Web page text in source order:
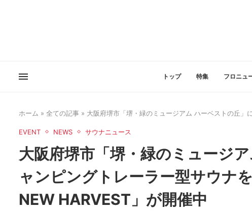
トップ 特集 フロニュ
ホーム » 全ての記事 » 大阪府堺市「堺・緑のミュージアム ハーベストの丘
EVENT NEWS サウナニュース
大阪府堺市「堺・緑のミュージ
ャンピングトレーラー型サウナ
NEW HARVEST」が開催中